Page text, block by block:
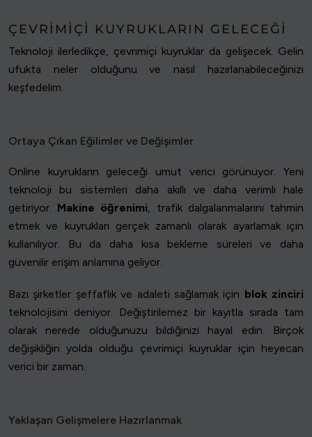
ÇEVRIMIÇI KUYRUKLARIN GELECEĞI
Teknoloji ilerledikçe, çevrimiçi kuyruklar da gelişecek. Gelin
ufukta neler olduğunu ve nasıl hazırlanabileceğinizi
keşfedelim.
Ortaya Çıkan Eğilimler ve Değişimler
Online kuyrukların geleceği umut verici görünüyor. Yeni
teknoloji bu sistemleri daha akıllı ve daha verimli hale
getiriyor. Makine öğrenimi, trafik dalgalanmalarını tahmin
etmek ve kuyrukları gerçek zamanlı olarak ayarlamak için
kullanılıyor. Bu da daha kısa bekleme süreleri ve daha
güvenilir erişim anlamına geliyor.
Bazı şirketler şeffaflık ve adaleti sağlamak için blok zinciri
teknolojisini deniyor. Değiştirilemez bir kayıtla sırada tam
olarak nerede olduğunuzu bildiğinizi hayal edin. Birçok
değişikliğin yolda olduğu çevrimiçi kuyruklar için heyecan
verici bir zaman.
Yaklaşan Gelişmelere Hazırlanmak